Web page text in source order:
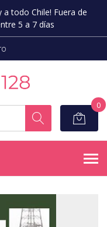
a todo Chile! Fuera de
5 a 7 días
0